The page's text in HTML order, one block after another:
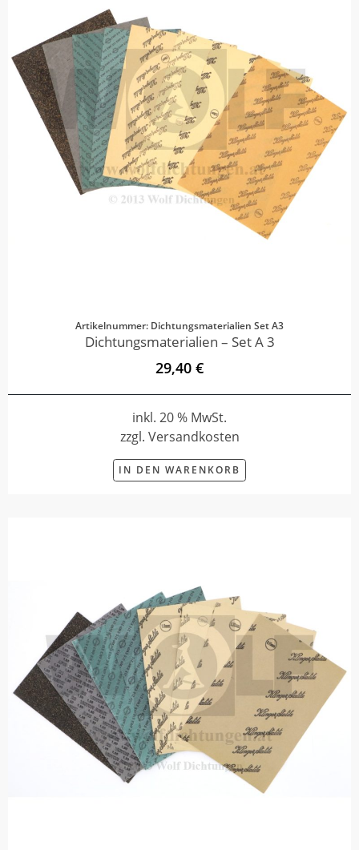
Artikelnummer: Dichtungsmaterialien Set A3
Dichtungsmaterialien – Set A 3
29,40 €
inkl. 20 % MwSt.
zzgl. Versandkosten
IN DEN WARENKORB